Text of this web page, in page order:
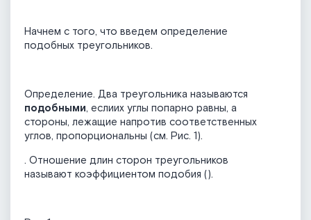
Начнем с того, что введем определение
подобных треугольников.
Определение. Два треугольника называются
подобными, еслиих углы попарно равны, а
стороны, лежащие напротив соответственных
углов, пропорциональны (см. Рис. 1).
. Отношение длин сторон треугольников
называют коэффициентом подобия ().